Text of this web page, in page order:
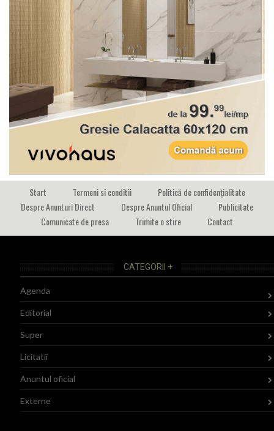
Start Termeni si conditii
Politică de confidențialitate
Despre Anunturi Direct
Despre Anuntul Oficial
Publicitate
Comunicate de presa
Trimite o stire Contact
CATEGORII +
Agenda
Editorial
Super
Licitatii
Anuntul oficial
Externe